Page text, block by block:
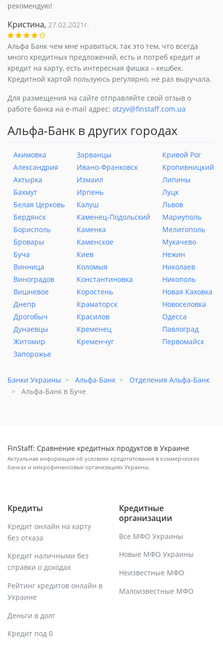
рекомендую!
Кристина, 27.02.2021г.
Альфа Банк чем мне нравиться, так это тем, что всегда
много кредитных предложений, есть и потреб кредит и
кредит на карту, есть интересная фишка – кешбек.
Кредитной картой пользуюсь регулярно, не раз выручала.
Для размещения на сайте отправляйте свой отзыв о
работе банка на e-mail адрес: otzyv@finstaff.com.ua
Альфа-Банк в других городах
Акимовка
Александрия
Ахтырка
Бахмут
Белая Церковь
Бердянск
Борисполь
Бровары
Буча
Винница
Виноградов
Вишневое
Днепр
Дрогобыч
Дунаевцы
Житомир
Запорожье
Зарванцы
Ивано-Франковск
Измаил
Ирпень
Калуш
Каменец-Подольский
Каменка
Каменское
Киев
Коломыя
Константиновка
Коростень
Краматорск
Красилов
Кременец
Кременчуг
Кривой Рог
Кропивницкий
Липины
Луцк
Львов
Мариуполь
Мелитополь
Мукачево
Нежин
Николаев
Никополь
Новая Каховка
Новоселовка
Одесса
Павлоград
Первомайск
Банки Украины Альфа-Банк
Отделения Альфа-Банк
Альфа-Банк в Буче
FinStaff: Сравнение кредитных продуктов в Украине
Актуальная информация об условиях кредититования в коммерческих
банках и микрофинансовых организациях Украины.
Кредиты
Кредит онлайн на карту
без отказа
Кредит наличными без
справки о доходах
Рейтинг кредитов онлайн в
Украине
Деньги в долг
Кредит под 0
Кредитные
организации
Все МФО Украины
Новые МФО Украины
Неизвестные МФО
Малоизвестные МФО